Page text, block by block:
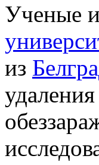
Ученые
из